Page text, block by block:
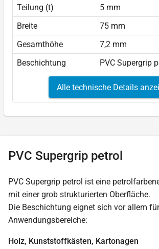
Teilung (t)
5 mm
Breite
75 mm
Gesamthöhe
7,2 mm
Beschichtung
PVC Supergrip
Alle technische Details
PVC Supergrip petrol
PVC Supergrip petrol ist eine
mit einer grob strukturierten Oberfläche.
Die Beschichtung eignet sich vor allem
Anwendungsbereiche:
Holz, Kunststoffkästen, Kartonagen